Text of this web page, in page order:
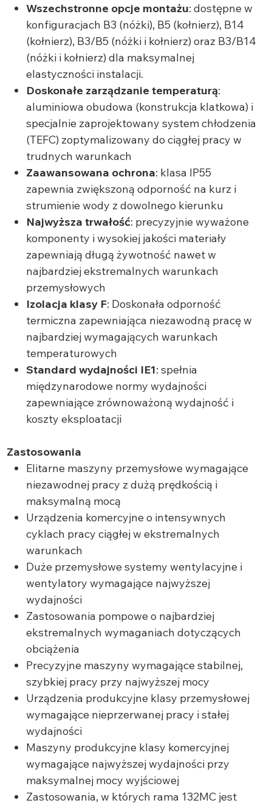
Wszechstronne opcje montażu: dostępne w
konfiguracjach B3 (nóżki), B5 (kołnierz), B14
(kołnierz), B3/B5 (nóżki i kołnierz) oraz B3/B14
(nóżki i kołnierz) dla maksymalnej
elastyczności instalacji.
Doskonałe zarządzanie temperaturą:
aluminiowa obudowa (konstrukcja klatkowa) i
specjalnie zaprojektowany system chłodzenia
(TEFC) zoptymalizowany do ciągłej pracy w
trudnych warunkach
Zaawansowana ochrona: klasa IP55
zapewnia zwiększoną odporność na kurz i
strumienie wody z dowolnego kierunku
Najwyższa trwałość: precyzyjnie wyważone
komponenty i wysokiej jakości materiały
zapewniają długą żywotność nawet w
najbardziej ekstremalnych warunkach
przemysłowych
Izolacja klasy F: Doskonała odporność
termiczna zapewniająca niezawodną pracę w
najbardziej wymagających warunkach
temperaturowych
Standard wydajności IE1: spełnia
międzynarodowe normy wydajności
zapewniające zrównoważoną wydajność i
koszty eksploatacji
Zastosowania
Elitarne maszyny przemysłowe wymagające
niezawodnej pracy z dużą prędkością i
maksymalną mocą
Urządzenia komercyjne o intensywnych
cyklach pracy ciągłej w ekstremalnych
warunkach
Duże przemysłowe systemy wentylacyjne i
wentylatory wymagające najwyższej
wydajności
Zastosowania pompowe o najbardziej
ekstremalnych wymaganiach dotyczących
obciążenia
Precyzyjne maszyny wymagające stabilnej,
szybkiej pracy przy najwyższej mocy
Urządzenia produkcyjne klasy przemysłowej
wymagające nieprzerwanej pracy i stałej
wydajności
Maszyny produkcyjne klasy komercyjnej
wymagające najwyższej wydajności przy
maksymalnej mocy wyjściowej
Zastosowania, w których rama 132MC jest